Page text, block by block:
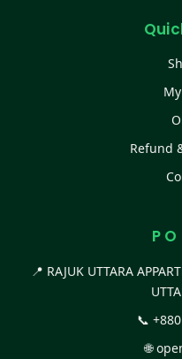
Refund
P O
📍 RAJUK UTTARA
📞
🌐